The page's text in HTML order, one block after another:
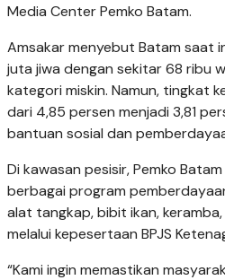
Media Center Pemko Batam.
Amsakar menyebut Batam saat
juta jiwa dengan sekitar 68 ribu
kategori miskin. Namun, tingkat
dari 4,85 persen menjadi 3,81
bantuan sosial dan
Di kawasan pesisir, Pemko
berbagai program
alat tangkap, bibit ikan,
melalui kepesertaan BPJS
“Kami ingin memastikan